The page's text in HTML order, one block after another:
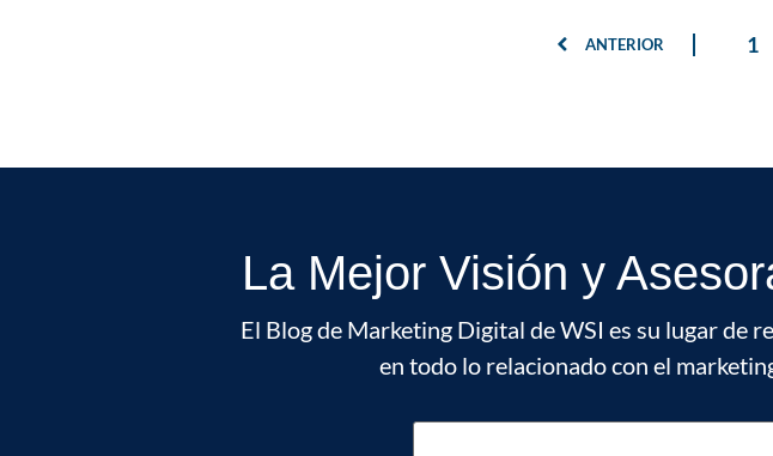
ANTERIOR 1
La Mejor Visión y
El Blog de Marketing Digital de WSI es su lugar de
en todo lo relacionado con el